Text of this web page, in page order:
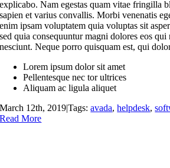
explicabo. Nam egestas quam vitae fringilla
sapien et varius convallis. Morbi venenatis
enim ipsam voluptatem quia voluptas sit
sed quia consequuntur magni dolores eos
nesciunt. Neque porro quisquam est, qui
Lorem ipsum dolor sit amet
Pellentesque nec tor ultrices
Aliquam ac ligula aliquet
March 12th, 2019|Tags:avada,helpdesk,
Read More